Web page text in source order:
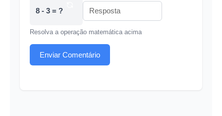
8 - 3 = ?
Resolva a operação matemática acima
Enviar Comentário